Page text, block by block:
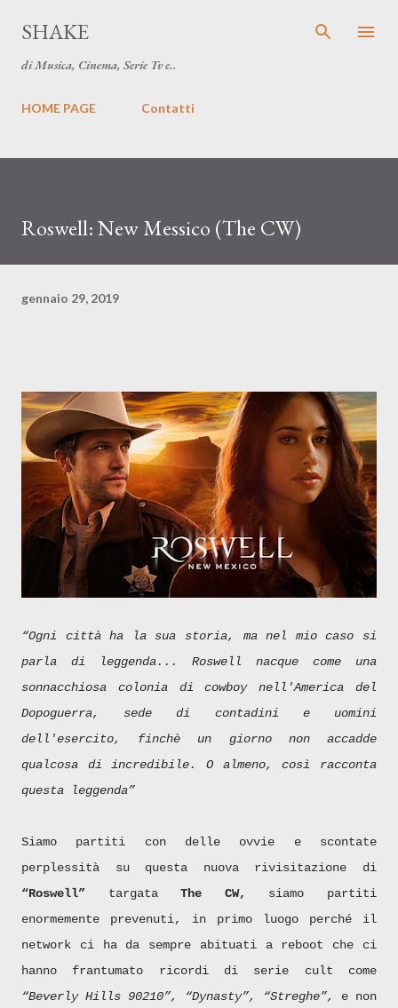
SHAKE
di Musica, Cinema, Serie Tv e..
HOME PAGE Contatti
Roswell: New Messico (The CW)
gennaio 29, 2019
“Ogni città ha la sua storia, ma nel mio caso si
parla di leggenda... Roswell nacque come una
sonnacchiosa colonia di cowboy nell'America del
Dopoguerra, sede di contadini e uomini
dell'esercito, finchè un giorno non accadde
qualcosa di incredibile. O almeno, così racconta
questa leggenda”
Siamo partiti con delle ovvie e scontate
perplessità su questa nuova rivisitazione di
“Roswell” targataThe CW,
siamo partiti
enormemente prevenuti, in primo luogo perché il
network ci ha da sempre abituati a reboot che ci
hanno frantumato ricordi di serie cult come
“Beverly Hills 90210”, “Dynasty”, “Streghe”,
e non